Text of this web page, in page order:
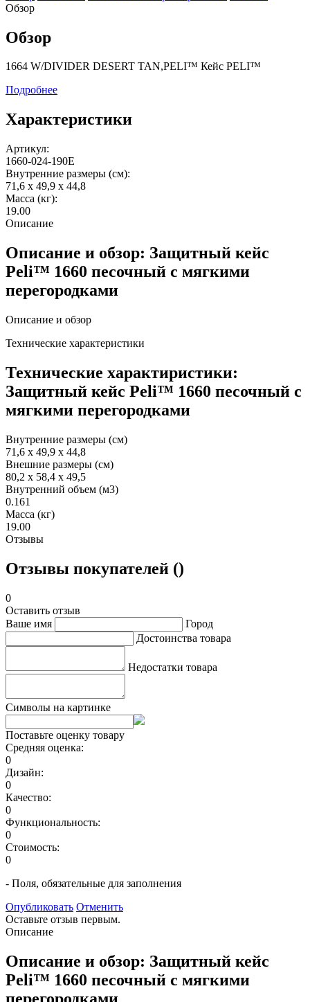
Обзор
Обзор
1664 W/DIVIDER DESERT TAN,PELI™ Кейс PELI™
Подробнее
Характеристики
Артикул:
1660-024-190E
Внутренние размеры (см):
71,6 x 49,9 x 44,8
Масса (кг):
19.00
Описание
Описание и обзор: Защитный кейс
Peli™ 1660 песочный с мягкими
перегородками
Описание и обзор
Технические характеристики
Технические характиристики:
Защитный кейс Peli™ 1660 песочный с
мягкими перегородками
Внутренние размеры (см)
71,6 x 49,9 x 44,8
Внешние размеры (см)
80,2 x 58,4 x 49,5
Внутренний объем (м3)
0.161
Масса (кг)
19.00
Отзывы
Отзывы покупателей ()
0
Оставить отзыв
Ваше имя
Город
Достоинства товара
Недостатки товара
Символы на картинке
Поставьте оценку товару
Средняя оценка:
0
Дизайн:
0
Качество:
0
Функциональность:
0
Стоимость:
0
- Поля, обязательные для заполнения
Опубликовать Отменить
Оставьте отзыв первым.
Описание
Описание и обзор: Защитный кейс
Peli™ 1660 песочный с мягкими
перегородками